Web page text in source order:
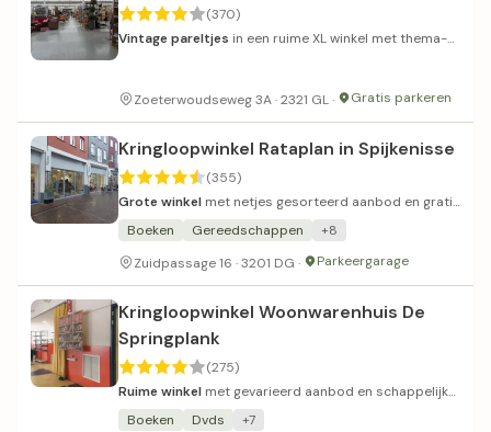
(370)
Vintage pareltjes in een ruime XL winkel met thema-
Zoeterwoudseweg 3A · 2321 GL · Gratis parkeren
Kringloopwinkel Rataplan in Spijkenisse
(355)
Grote winkel met netjes gesorteerd aanbod en gratis
meeneem-tafel.
Boeken Gereedschappen
+8
Zuidpassage 16 · 3201 DG ·
Parkeergarage
Kringloopwinkel Woonwarenhuis De
Springplank
(275)
Ruime winkel met gevarieerd aanbod en schappelijke
prijzen.
Boeken Dvds +7